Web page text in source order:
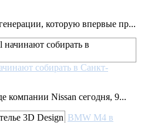
которую впервые пр...
собирать в Санкт-
компании Nissan сегодня, 9...
BMW M4 в